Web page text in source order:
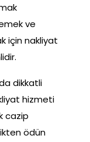
ve
için nakliyat
dikkatli
hizmeti
cazip
ödün